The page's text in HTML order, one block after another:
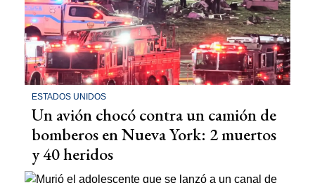
ESTADOS UNIDOS
Un avión chocó contra un camión de
bomberos en Nueva York: 2 muertos
y 40 heridos